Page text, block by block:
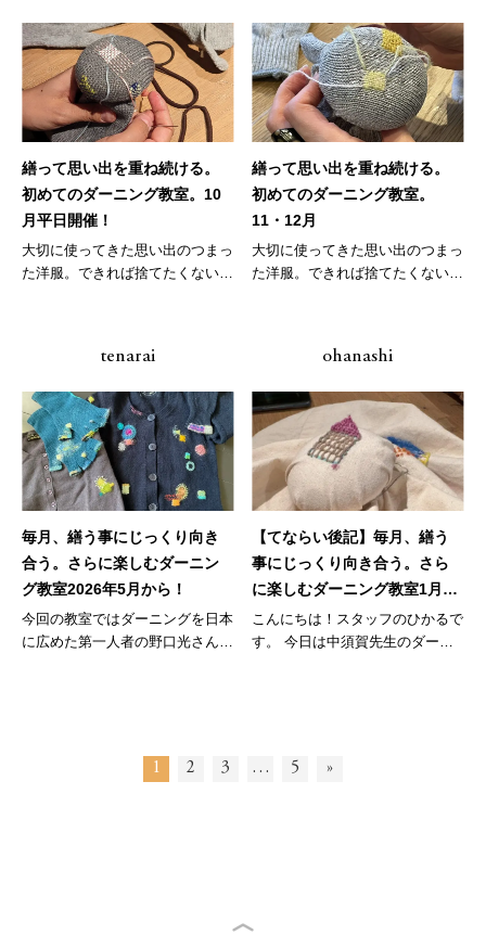
繕って思い出を重ね続ける。
初めてのダーニング教室。10
月平日開催！
大切に使ってきた思い出のつまっ
た洋服。できれば捨てたくないで
繕って思い出を重ね続ける。
初めてのダーニング教室。
11・12月
大切に使ってきた思い出のつまっ
た洋服。できれば捨てたくないで
tenarai
毎月、繕う事にじっくり向き
合う。さらに楽しむダーニン
グ教室2026年5月から！
今回の教室ではダーニングを日本
に広めた第一人者の野口光さんが
ohanashi
【てならい後記】毎月、繕う
事にじっくり向き合う。さら
に楽しむダーニング教室1月
土曜コース
こんにちは！スタッフのひかるで
す。 今日は中須賀先生のダーニ
1 2 3 … 5 »